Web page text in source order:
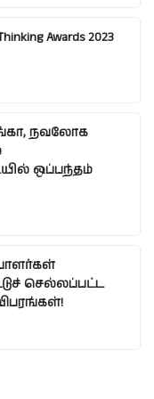
Awards 2023
நவலோக
ஒப்பந்தம்
செல்லப்பட்ட